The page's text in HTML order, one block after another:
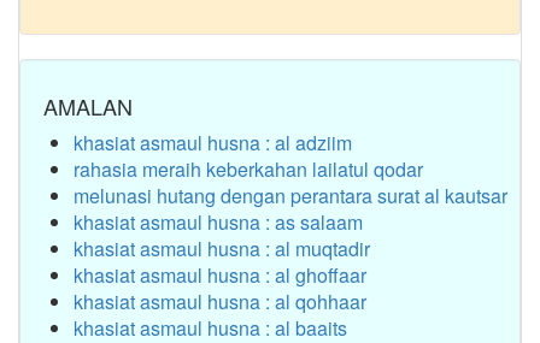
AMALAN
khasiat asmaul husna : al adziim
rahasia meraih keberkahan lailatul qodar
melunasi hutang dengan perantara surat al kautsar
khasiat asmaul husna : as salaam
khasiat asmaul husna : al muqtadir
khasiat asmaul husna : al ghoffaar
khasiat asmaul husna : al qohhaar
khasiat asmaul husna : al baaits